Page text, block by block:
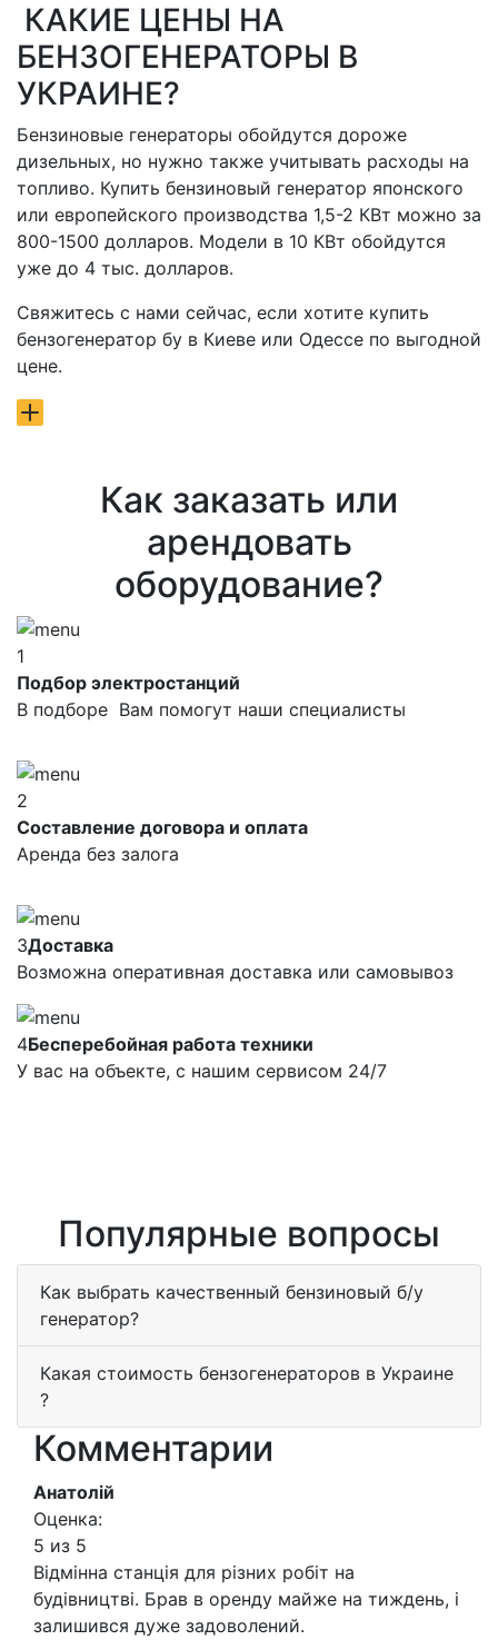
КАКИЕ ЦЕНЫ НА
БЕНЗОГЕНЕРАТОРЫ В
УКРАИНЕ?
Бензиновые генераторы обойдутся дороже
дизельных, но нужно также учитывать расходы на
топливо. Купить бензиновый генератор японского
или европейского производства 1,5-2 КВт можно за
800-1500 долларов. Модели в 10 КВт обойдутся
уже до 4 тыс. долларов.
Свяжитесь с нами сейчас, если хотите купить
бензогенератор бу в Киеве или Одессе по выгодной
цене.
Как заказать или
арендовать
оборудование?
1
Подбор электростанций
В подборе Вам помогут наши специалисты
2
Составление договора и оплата
Аренда без залога
3Доставка
Возможна оперативная доставка или самовывоз
4Бесперебойная работа техники
У вас на объекте, с нашим сервисом 24/7
Популярные вопросы
Как выбрать качественный бензиновый б/у
генератор?
Какая стоимость бензогенераторов в Украине
?
Комментарии
Анатолій
Оценка:
5 из 5
Відмінна станція для різних робіт на
будівництві. Брав в оренду майже на тиждень, і
залишився дуже задоволений.